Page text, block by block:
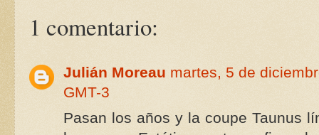
1 comentario:
Julián Moreau martes, 5 de
GMT-3
Pasan los años y la coupe Taunus